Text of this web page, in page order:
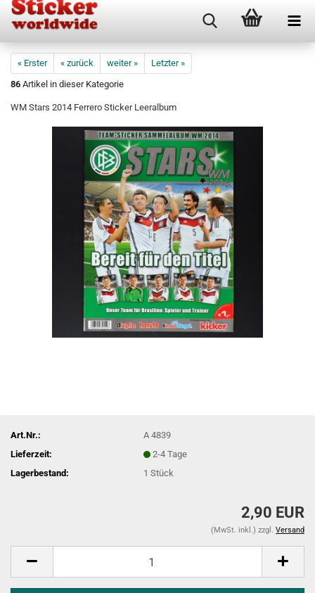
« Erster « zurück weiter »
Letzter »
86 Artikel in dieser Kategorie
WM Stars 2014 Ferrero Sticker Leeralbum
Art.Nr.:
A 4839
Lieferzeit:
2-4 Tage
Lagerbestand:
1Stück
2,90 EUR
(MwSt. inkl.) zzgl. Versand